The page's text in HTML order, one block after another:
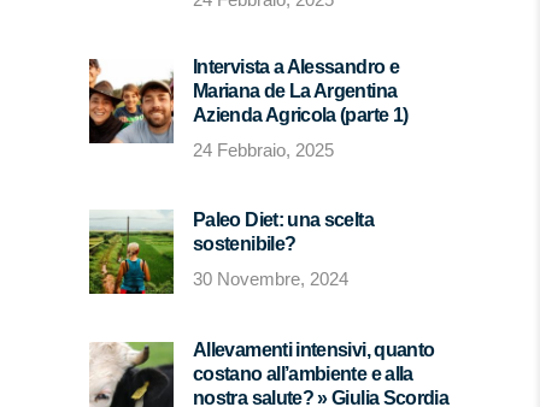
Intervista a Alessandro e
Mariana de La Argentina
Azienda Agricola (parte 1)
24 Febbraio, 2025
Paleo Diet: una scelta
sostenibile?
30 Novembre, 2024
Allevamenti intensivi, quanto
costano all’ambiente e alla
nostra salute? » Giulia Scordia